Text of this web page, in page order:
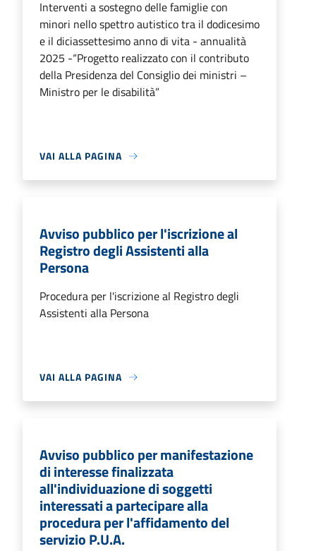
Interventi a sostegno delle famiglie con
minori nello spettro autistico tra il dodicesimo
e il diciassettesimo anno di vita - annualità
2025 -“Progetto realizzato con il contributo
della Presidenza del Consiglio dei ministri –
Ministro per le disabilità”
VAI ALLA PAGINA
Avviso pubblico per l'iscrizione al
Registro degli Assistenti alla
Persona
Procedura per l'iscrizione al Registro degli
Assistenti alla Persona
VAI ALLA PAGINA
Avviso pubblico per manifestazione
di interesse finalizzata
all'individuazione di soggetti
interessati a partecipare alla
procedura per l'affidamento del
servizio P.U.A.